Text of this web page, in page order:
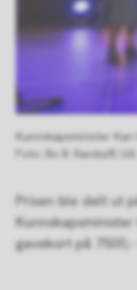
Kunnskapsminister
Bo B. Randulff, UiS
Prisen ble delt ut
gavekort på